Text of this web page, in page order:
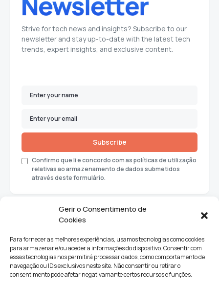
Gerir o Consentimento de
Cookies
Para fornecer as melhores experiências, usamos tecnologias como cookies
para armazenar e/ou aceder a informações do dispositivo. Consentir com
essas tecnologias nos permitirá processar dados, como comportamento de
navegação ou IDs exclusivos neste site. Não consentir ou retirar o
consentimento pode afetar negativamante certos recursos e funções.
Strive for tech news and insights? Subscribe to our
newsletter and stay up-to-date with the latest tech
trends, expert insights, and exclusive content.
Subscribe
Confirmo que li e concordo com as políticas de utilização
relativas ao armazenamento de dados submetidos
através deste formulário.